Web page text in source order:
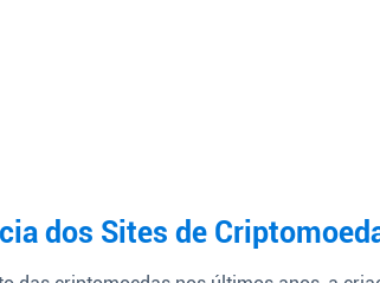
dos Sites de